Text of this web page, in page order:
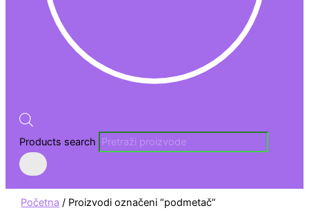
Products search
Početna / Proizvodi označeni “podmetač”